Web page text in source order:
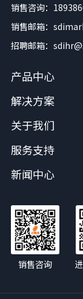
销售咨询：
销售邮箱：
招聘邮箱：
产品中心
解决方案
关于我们
服务支持
新闻中心
销售咨询